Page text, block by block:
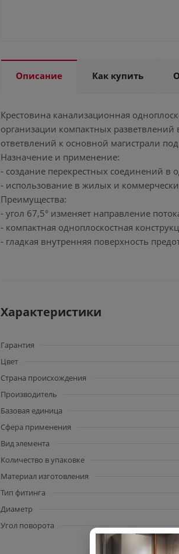
Описание Как купить
Крестовина канализационная
организации компактных
ответвлений к основной магистрали
Назначение и применение:
- создание перекрестных соединений в
- использование в жилых и
Преимущества:
- угол 67,5° изменяет направление
- компактная одноплоскостная
- гладкая внутренняя поверхность
Характеристики
Гарантия
Цвет
Страна происхождения
Производитель
Базовая единица
Сфера применения
Вид элемента
Количество в упаковке
Материал изготовления
Тип фитинга
Диаметр
Угол поворота